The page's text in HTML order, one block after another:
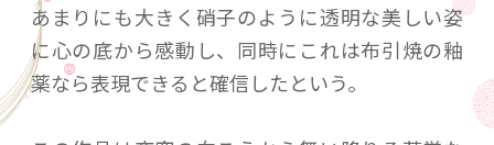
あまりにも大きく硝子のように透明な美しい姿
に心の底から感動し、同時にこれは布引焼の釉
薬なら表現できると確信したという。